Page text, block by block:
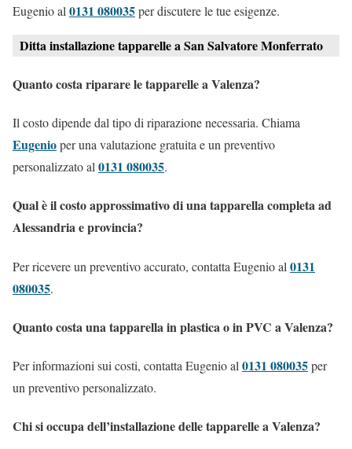
Eugenio al 0131 080035per discutere le tue esigenze.
Ditta installazione tapparelle a San Salvatore Monferrato
Quanto costa riparare le tapparelle a Valenza?
Il costo dipende dal tipo di riparazione necessaria. Chiama
Eugenioper una valutazione gratuita e un preventivo
personalizzato al 0131 080035.
Qual è il costo approssimativo di una tapparella completa ad
Alessandria e provincia?
Per ricevere un preventivo accurato, contatta Eugenio al 0131
080035.
Quanto costa una tapparella in plastica o in PVC a Valenza?
Per informazioni sui costi, contatta Eugenio al 0131 080035per
un preventivo personalizzato.
Chi si occupa dell’installazione delle tapparelle a Valenza?